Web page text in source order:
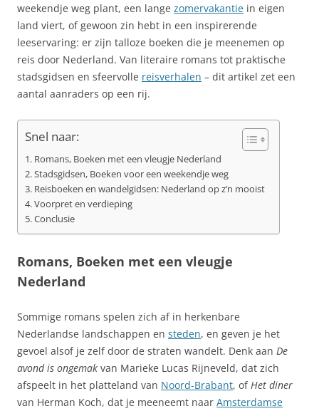
weekendje weg plant, een lange zomervakantie in eigen
land viert, of gewoon zin hebt in een inspirerende
leeservaring: er zijn talloze boeken die je meenemen op
reis door Nederland. Van literaire romans tot praktische
stadsgidsen en sfeervolle reisverhalen – dit artikel zet een
aantal aanraders op een rij.
Snel naar:
Romans, Boeken met een vleugje Nederland
Stadsgidsen, Boeken voor een weekendje weg
Reisboeken en wandelgidsen: Nederland op z’n mooist
Voorpret en verdieping
Conclusie
Romans, Boeken met een vleugje
Nederland
Sommige romans spelen zich af in herkenbare
Nederlandse landschappen en steden, en geven je het
gevoel alsof je zelf door de straten wandelt. Denk aan De
avond is ongemak van Marieke Lucas Rijneveld, dat zich
afspeelt in het platteland van Noord-Brabant, ofHet diner
van Herman Koch, dat je meeneemt naar Amsterdamse